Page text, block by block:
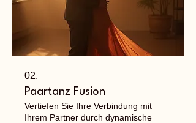
02.
Paartanz Fusion
Vertiefen Sie Ihre Verbindung mit
Ihrem Partner durch dynamische